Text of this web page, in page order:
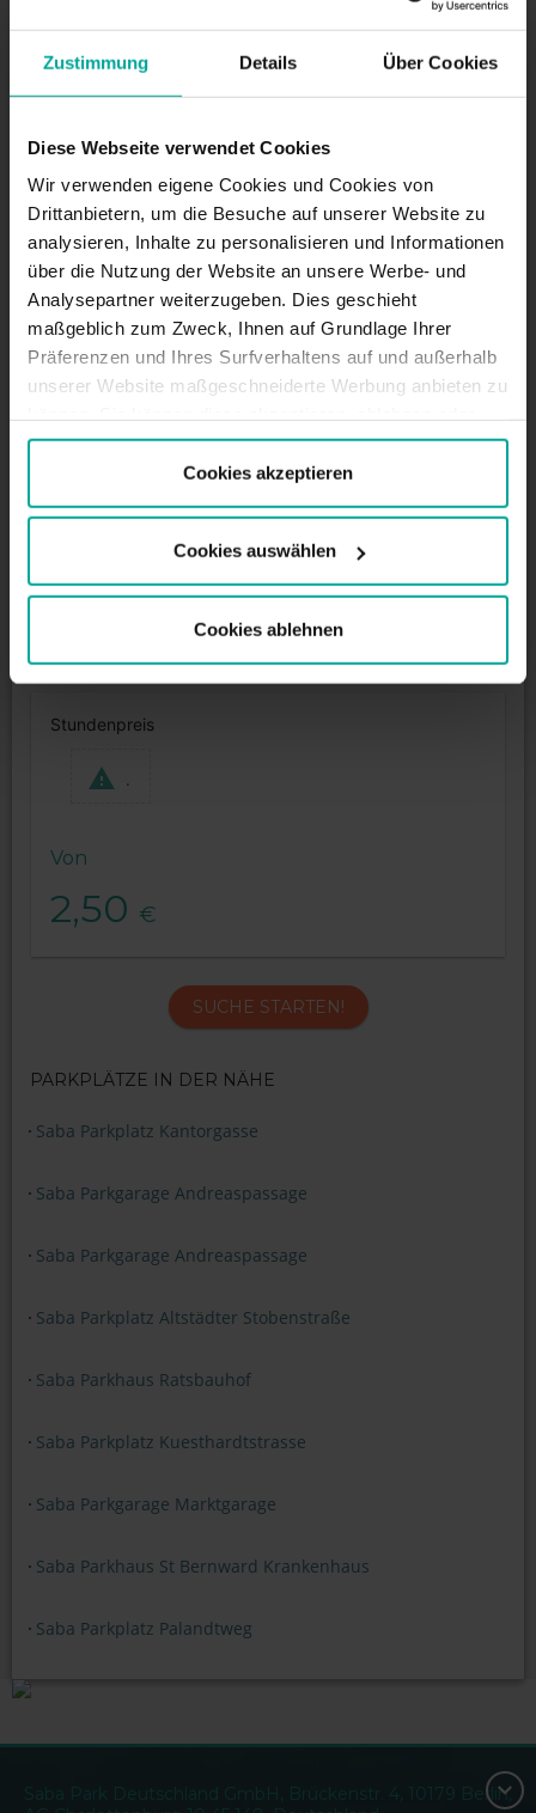
Zustimmung Details Über Cookies
Diese Webseite verwendet Cookies
Wir verwenden eigene Cookies und Cookies von
Drittanbietern, um die Besuche auf unserer Website zu
analysieren, Inhalte zu personalisieren und Informationen
über die Nutzung der Website an unsere Werbe- und
Analysepartner weiterzugeben. Dies geschieht
maßgeblich zum Zweck, Ihnen auf Grundlage Ihrer
Präferenzen und Ihres Surfverhaltens auf und außerhalb
unserer Website maßgeschneiderte Werbung anbieten zu
Ihre Präferenzen auswählen, indem Sie auf die
entsprechende Schaltfläche klicken. Weitere
Informationen finden Sie in der Cookie-Richtlinie.
Cookies akzeptieren
Cookies auswählen
Cookies ablehnen
DIENSTLEISTUNGEN
BESCHREIBUNG
Parkgebühren - Kurzzeitparker
Tagestarif (07:00 - 20:00)
Erste 30 Min. - 1,50€
60 Min. - 2,50€
Jede weitere Stunde - 1,50€
Tagestarif max. - 8,50€
Nachttarif maximum - 2,00€
Lernen Sie die Stadt kennen
Stundenpreis
.
Von
2,50 €
SUCHE STARTEN!
PARKPLÄTZE IN DER NÄHE
Saba Parkplatz Kantorgasse
Saba Parkgarage Andreaspassage
Saba Parkgarage Andreaspassage
Saba Parkplatz Altstädter Stobenstraße
Saba Parkhaus Ratsbauhof
Saba Parkplatz Kuesthardtstrasse
Saba Parkgarage Marktgarage
Saba Parkhaus St Bernward Krankenhaus
Saba Parkplatz Palandtweg
Saba Park Deutschland GmbH, Brückenstr. 4, 10179 Berlin,